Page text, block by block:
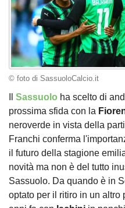
© foto di SassuoloCalcio.it
Sassuolo ha scelto di
prossima sfida con la
neroverde in vista della
Franchi conferma
il futuro della stagione
novità ma non è del tutto
Sassuolo. Da quando è in
optato per il ritiro in un altro